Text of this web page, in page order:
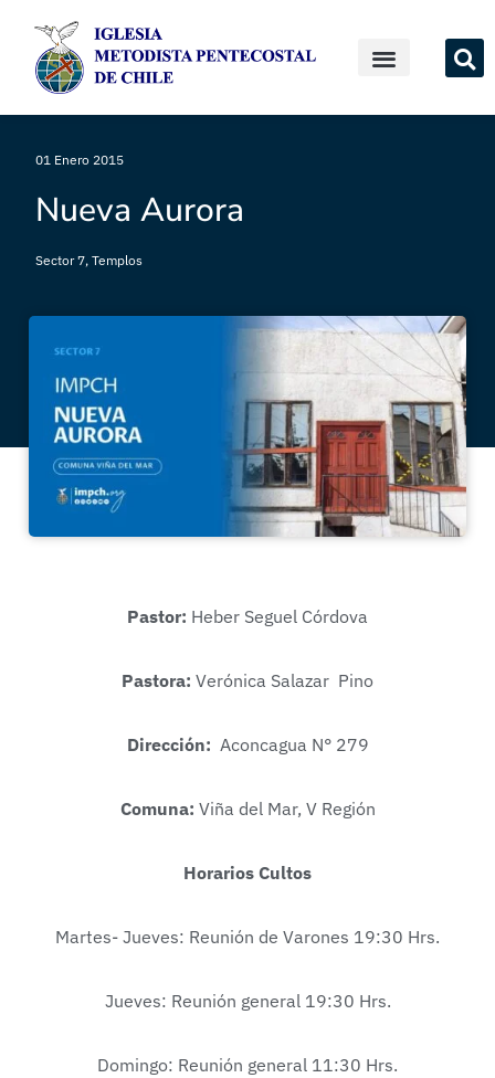
01 Enero 2015
Nueva Aurora
Sector 7, Templos
Pastor: Heber Seguel Córdova
Pastora: Verónica Salazar Pino
Dirección: Aconcagua N° 279
Comuna: Viña del Mar, V Región
Horarios Cultos
Martes- Jueves: Reunión de Varones 19:30 Hrs.
Jueves: Reunión general 19:30 Hrs.
Domingo: Reunión general 11:30 Hrs.